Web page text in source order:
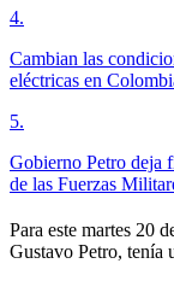
4.
Cambian las
eléctricas en
5.
Gobierno Petro deja
de las Fuerzas
Para este martes 20
Gustavo Petro, tenía